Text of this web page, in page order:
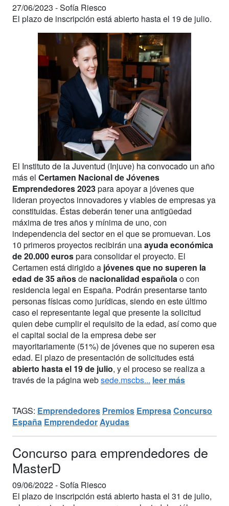
27/06/2023 -Sofía Riesco
El plazo de inscripción está abierto hasta el 19 de julio.
El Instituto de la Juventud (Injuve) ha convocado un año
más el Certamen Nacional de Jóvenes
Emprendedores 2023para apoyar a jóvenes que
lideran proyectos innovadores y viables de empresas ya
constituidas. Éstas deberán tener una antigüedad
máxima de tres años y mínima de uno, con
independencia del sector en el que se promuevan. Los
10 primeros proyectos recibirán unaayuda económica
de 20.000 eurospara consolidar el proyecto. El
Certamen está dirigido a jóvenes que no superen la
edad de 35 añosde nacionalidad española o con
residencia legal en España. Podrán presentarse tanto
personas físicas como jurídicas, siendo en este último
caso el representante legal que presente la solicitud
quien debe cumplir el requisito de la edad, así como que
el capital social de la empresa debe ser
mayoritariamente (51%) de jóvenes que no superen esa
edad. El plazo de presentación de solicitudes está
abierto hasta el 19 de julio, y el proceso se realiza a
través de la página websede.mscbs... leer más
TAGS: Emprendedores Premios Empresa Concurso
España Emprendedor Ayudas
Concurso para emprendedores de
MasterD
09/06/2022 -Sofía Riesco
El plazo de inscripción está abierto hasta el 31 de julio,